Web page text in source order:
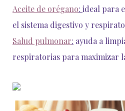
Aceite de orégano: ideal para
el sistema digestivo y
Salud pulmonar: ayuda a
respiratorias para maximizar